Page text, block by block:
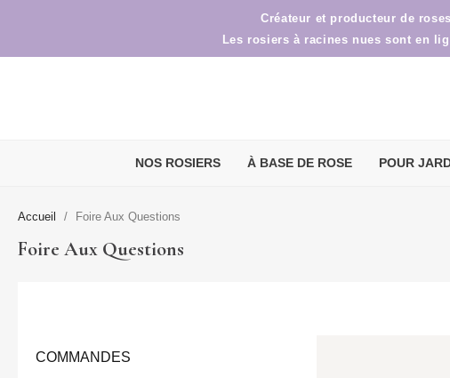
Créateur et producteur de
Les rosiers à racines nues sont en
NOS ROSIERS À BASE DE ROSE POUR
Accueil Foire Aux Questions
Foire Aux Questions
COMMANDES